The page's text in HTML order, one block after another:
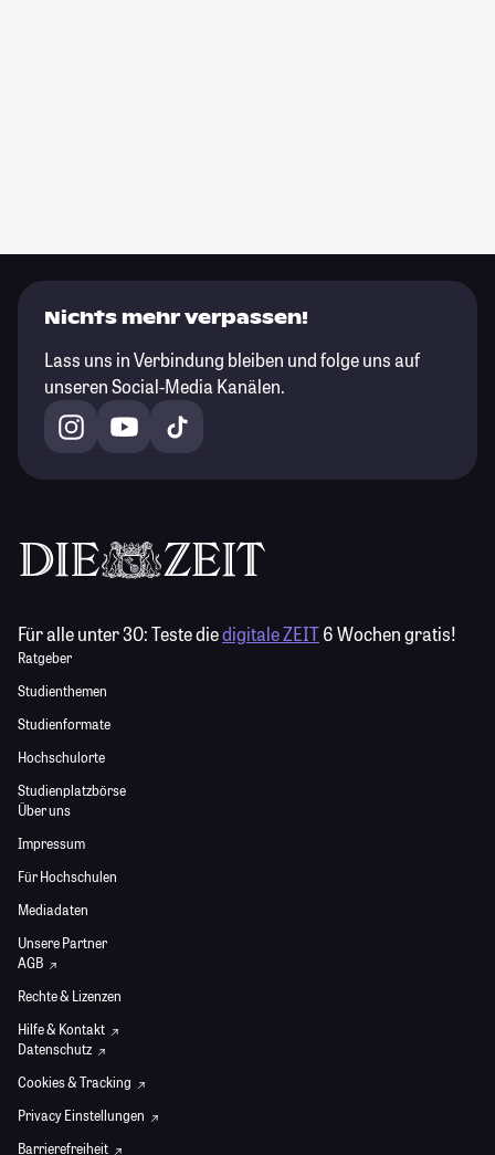
Nichts mehr verpassen!
Lass uns in Verbindung bleiben und folge uns auf
unseren Social-Media Kanälen.
Für alle unter 30:Teste diedigitale ZEIT6 Wochen gratis!
Ratgeber
Studienthemen
Studienformate
Hochschulorte
Studienplatzbörse
Über uns
Impressum
Für Hochschulen
Mediadaten
Unsere Partner
AGB
Rechte & Lizenzen
Hilfe & Kontakt
Datenschutz
Cookies & Tracking
Privacy Einstellungen
Barrierefreiheit